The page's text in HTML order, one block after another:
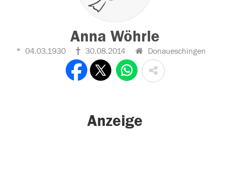
Anna Wöhrle
04.03.1930 30.08.2014 Donaueschingen
Anzeige